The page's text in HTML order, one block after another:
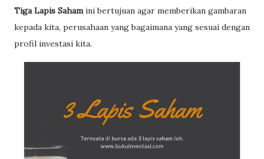
Tiga Lapis Sahamini bertujuan agar memberikan gambaran
kepada kita, perusahaan yang bagaimana yang sesuai dengan
profil investasi kita.